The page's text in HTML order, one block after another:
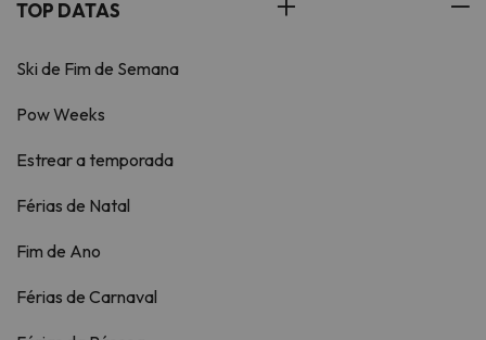
TOP DATAS
Ski de Fim de Semana
Pow Weeks
Estrear a temporada
Férias de Natal
Fim de Ano
Férias de Carnaval